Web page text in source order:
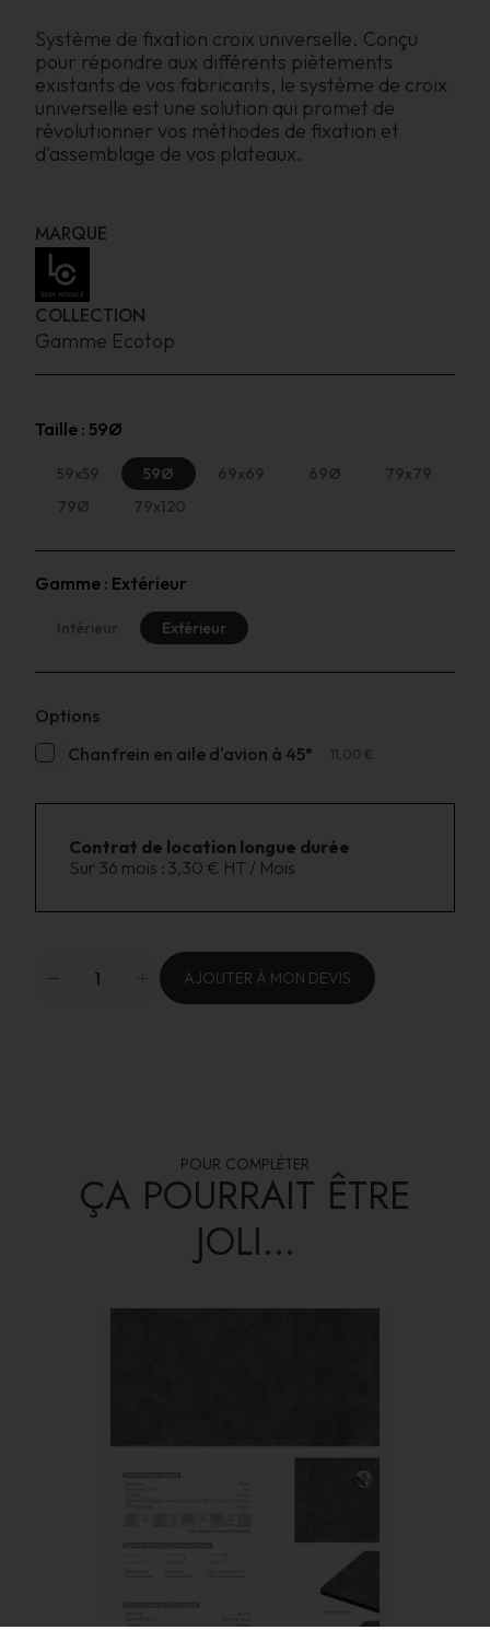
Système de fixation croix universelle. Conçu
pour répondre aux différents piètements
existants de vos fabricants, le système de croix
universelle est une solution qui promet de
révolutionner vos méthodes de fixation et
d'assemblage de vos plateaux.
MARQUE
COLLECTION
Gamme Ecotop
Taille : 59Ø
59x59 59Ø 69x69 69Ø
79x79
79Ø
79x120
Gamme : Extérieur
Intérieur Extérieur
Options
Chanfrein en aile d'avion à 45°
11,00 €
Contrat de location longue durée
Sur 36 mois : 3,30 € HT / Mois
AJOUTER À MON DEVIS
POUR COMPLÉTER
ÇA POURRAIT ÊTRE
JOLI...